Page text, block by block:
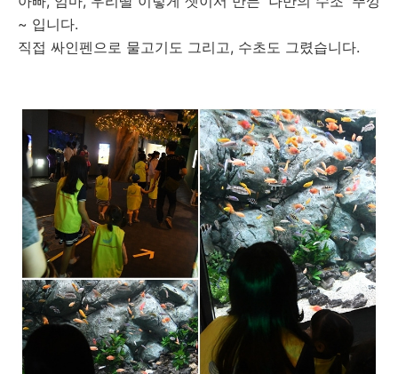
~ 입니다.
직접 싸인펜으로 물고기도 그리고, 수초도 그렸습니다.